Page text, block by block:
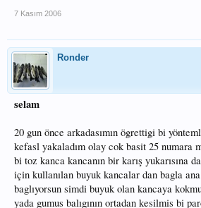
7 Kasım 2006
Ronder
selam
20 gun önce arkadasımın ögrettigi bi
kefasl yakaladım olay cok basit 25 numara
bi toz kanca kancanın bir karış yukarısına
için kullanılan buyuk kancalar dan bagla
baglıyorsun simdi buyuk olan kancaya
yada gumus balıgının ortadan kesilmis bi